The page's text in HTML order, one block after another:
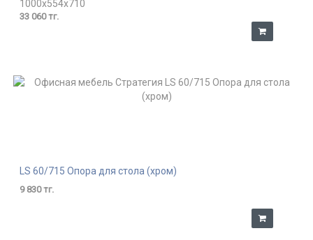
1000x554x710
33 060 тг.
LS 60/715 Опора для стола (хром)
9 830 тг.